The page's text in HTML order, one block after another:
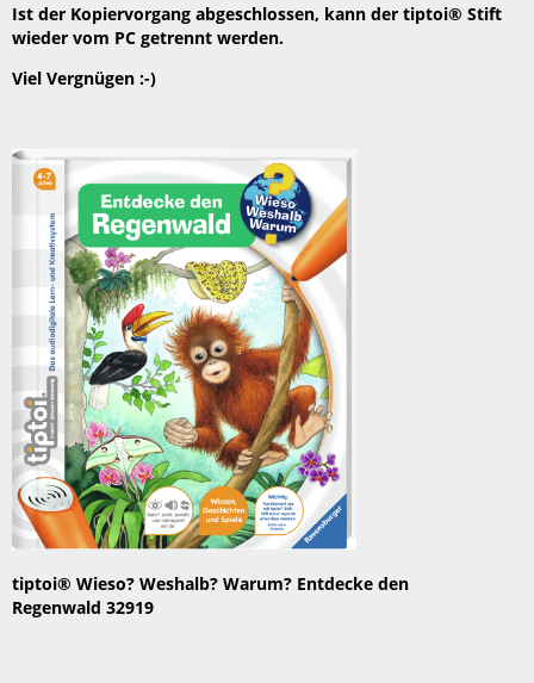
Ist der Kopiervorgang abgeschlossen, kann der tiptoi® Stift
wieder vom PC getrennt werden.
Viel Vergnügen :-)
tiptoi® Wieso? Weshalb? Warum? Entdecke den
Regenwald 32919